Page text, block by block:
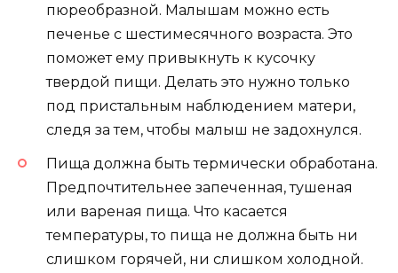
пюреобразной. Малышам можно есть
печенье с шестимесячного возраста. Это
поможет ему привыкнуть к кусочку
твердой пищи. Делать это нужно только
под пристальным наблюдением матери,
следя за тем, чтобы малыш не задохнулся.
Пища должна быть термически обработана.
Предпочтительнее запеченная, тушеная
или вареная пища. Что касается
температуры, то пища не должна быть ни
слишком горячей, ни слишком холодной.